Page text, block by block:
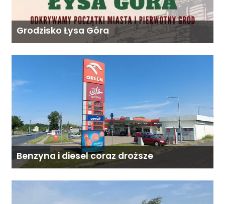
Grodzisko Łysa Góra
Benzyna i diesel coraz droższe